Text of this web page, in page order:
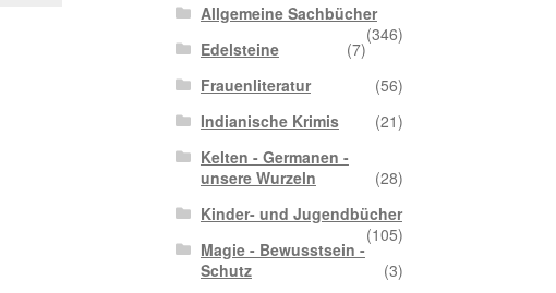
Allgemeine Sachbücher
(346)
Edelsteine
(7)
Frauenliteratur
(56)
Indianische Krimis
(21)
Kelten - Germanen -
unsere Wurzeln
(28)
Kinder- und Jugendbücher
(105)
Magie - Bewusstsein -
Schutz
(3)